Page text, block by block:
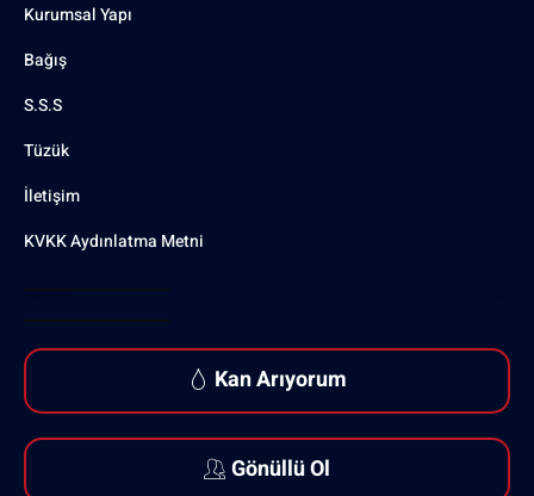
Kurumsal Yapı
Bağış
S.S.S
Tüzük
İletişim
KVKK Aydınlatma Metni
Kan Arıyorum
Gönüllü Ol